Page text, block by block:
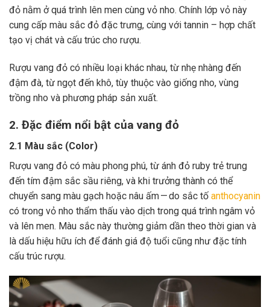
đỏ nằm ở quá trình lên men cùng vỏ nho. Chính lớp vỏ này
cung cấp màu sắc đỏ đặc trưng, cùng với tannin – hợp chất
tạo vị chát và cấu trúc cho rượu.
Rượu vang đỏ có nhiều loại khác nhau, từ nhẹ nhàng đến
đậm đà, từ ngọt đến khô, tùy thuộc vào giống nho, vùng
trồng nho và phương pháp sản xuất.
2. Đặc điểm nổi bật của vang đỏ
2.1 Màu sắc (Color)
Rượu vang đỏ có màu phong phú, từ ánh đỏ ruby trẻ trung
đến tím đậm sắc sầu riêng, và khi trưởng thành có thể
chuyển sang màu gạch hoặc nâu ấm — do sắc tố anthocyanin
có trong vỏ nho thẩm thấu vào dịch trong quá trình ngâm vỏ
và lên men. Màu sắc này thường giảm dần theo thời gian và
là dấu hiệu hữu ích để đánh giá độ tuổi cũng như đặc tính
cấu trúc rượu.